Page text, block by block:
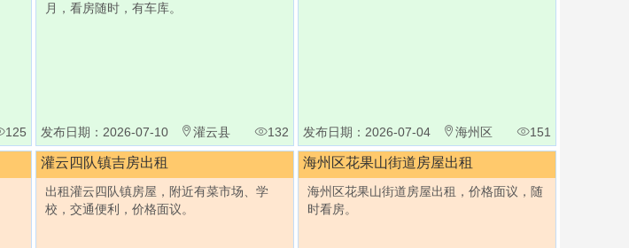
125
月，看房随时，有车库。
发布日期：2026-07-10 灌云县 132 发布日期：2026-07-04 海州区 151
灌云四队镇吉房出租
出租灌云四队镇房屋，附近有菜市场、学
校，交通便利，价格面议。
海州区花果山街道房屋出租
海州区花果山街道房屋出租，价格面议，随
时看房。